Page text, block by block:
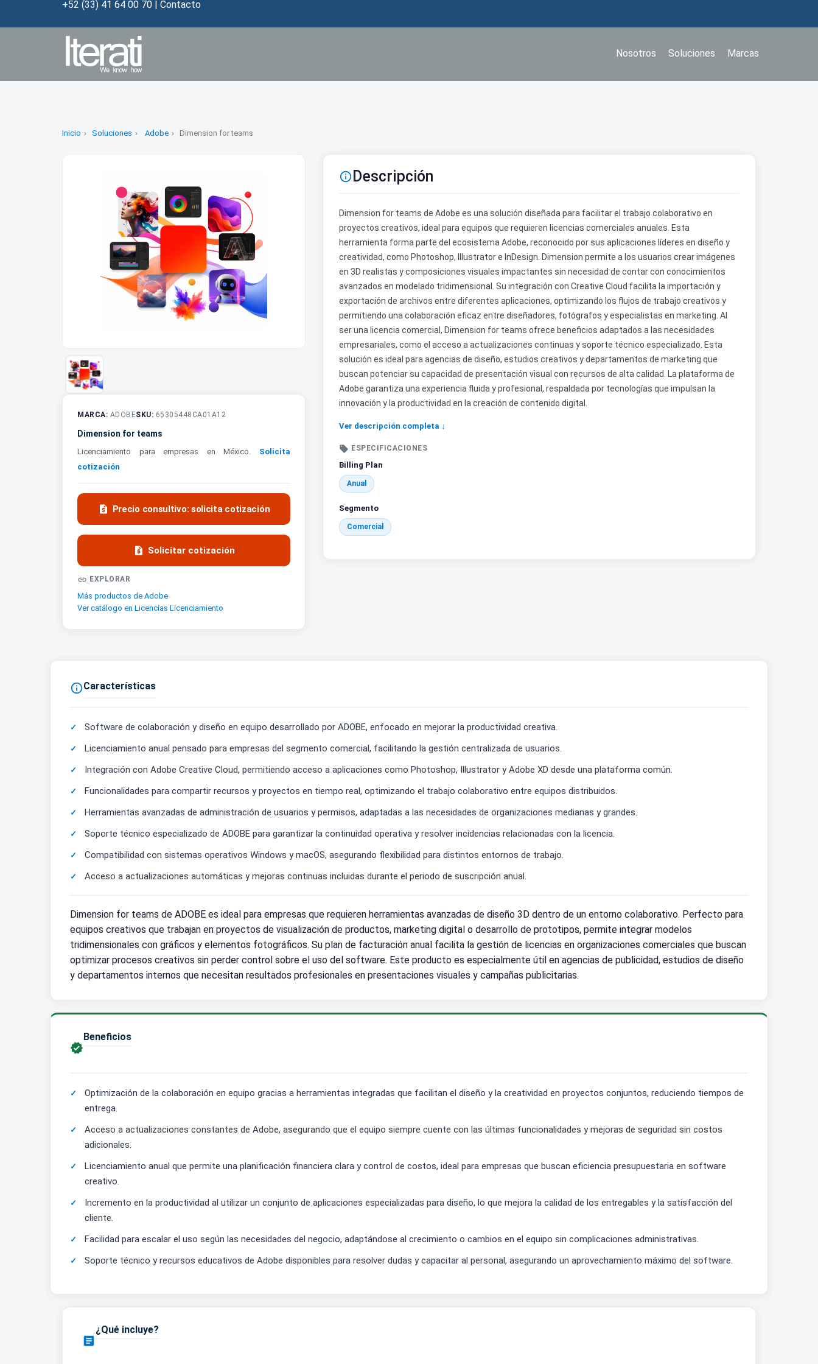
+52 (33) 41 64 00 70 | Contacto
Marcas
Soluciones
Nosotros
Inicio Soluciones Adobe Dimension for teams
MARCA: ADOBESKU: 65305448CA01A12
Dimension for teams
Licenciamiento para empresas en México. Solicita
cotización
 Precio consultivo: solicita cotización
 Solicitar cotización
 EXPLORAR
Más productos de Adobe
Ver catálogo en Licencias Licenciamiento
 Descripción
Dimension for teams de Adobe es una solución diseñada para facilitar el trabajo colaborativo en
proyectos creativos, ideal para equipos que requieren licencias comerciales anuales. Esta
herramienta forma parte del ecosistema Adobe, reconocido por sus aplicaciones líderes en diseño y
creatividad, como Photoshop, Illustrator e InDesign. Dimension permite a los usuarios crear imágenes
en 3D realistas y composiciones visuales impactantes sin necesidad de contar con conocimientos
avanzados en modelado tridimensional. Su integración con Creative Cloud facilita la importación y
exportación de archivos entre diferentes aplicaciones, optimizando los flujos de trabajo creativos y
permitiendo una colaboración eficaz entre diseñadores, fotógrafos y especialistas en marketing. Al
ser una licencia comercial, Dimension for teams ofrece beneficios adaptados a las necesidades
empresariales, como el acceso a actualizaciones continuas y soporte técnico especializado. Esta
solución es ideal para agencias de diseño, estudios creativos y departamentos de marketing que
buscan potenciar su capacidad de presentación visual con recursos de alta calidad. La plataforma de
Adobe garantiza una experiencia fluida y profesional, respaldada por tecnologías que impulsan la
innovación y la productividad en la creación de contenido digital.
Ver descripción completa ↓
 ESPECIFICACIONES
Billing Plan
Anual
Segmento
Comercial
Características
Software de colaboración y diseño en equipo desarrollado por ADOBE, enfocado en mejorar la productividad creativa.
Licenciamiento anual pensado para empresas del segmento comercial, facilitando la gestión centralizada de usuarios.
Integración con Adobe Creative Cloud, permitiendo acceso a aplicaciones como Photoshop, Illustrator y Adobe XD desde una plataforma común.
Funcionalidades para compartir recursos y proyectos en tiempo real, optimizando el trabajo colaborativo entre equipos distribuidos.
Herramientas avanzadas de administración de usuarios y permisos, adaptadas a las necesidades de organizaciones medianas y grandes.
Soporte técnico especializado de ADOBE para garantizar la continuidad operativa y resolver incidencias relacionadas con la licencia.
Compatibilidad con sistemas operativos Windows y macOS, asegurando flexibilidad para distintos entornos de trabajo.
Acceso a actualizaciones automáticas y mejoras continuas incluidas durante el periodo de suscripción anual.
Dimension for teams de ADOBE es ideal para empresas que requieren herramientas avanzadas de diseño 3D dentro de un entorno colaborativo. Perfecto para
equipos creativos que trabajan en proyectos de visualización de productos, marketing digital o desarrollo de prototipos, permite integrar modelos
tridimensionales con gráficos y elementos fotográficos. Su plan de facturación anual facilita la gestión de licencias en organizaciones comerciales que buscan
optimizar procesos creativos sin perder control sobre el uso del software. Este producto es especialmente útil en agencias de publicidad, estudios de diseño
y departamentos internos que necesitan resultados profesionales en presentaciones visuales y campañas publicitarias.

Beneficios
Optimización de la colaboración en equipo gracias a herramientas integradas que facilitan el diseño y la creatividad en proyectos conjuntos, reduciendo tiempos de
entrega.
Acceso a actualizaciones constantes de Adobe, asegurando que el equipo siempre cuente con las últimas funcionalidades y mejoras de seguridad sin costos
adicionales.
Licenciamiento anual que permite una planificación financiera clara y control de costos, ideal para empresas que buscan eficiencia presupuestaria en software
creativo.
Incremento en la productividad al utilizar un conjunto de aplicaciones especializadas para diseño, lo que mejora la calidad de los entregables y la satisfacción del
cliente.
Facilidad para escalar el uso según las necesidades del negocio, adaptándose al crecimiento o cambios en el equipo sin complicaciones administrativas.
Soporte técnico y recursos educativos de Adobe disponibles para resolver dudas y capacitar al personal, asegurando un aprovechamiento máximo del software.

¿Qué incluye?